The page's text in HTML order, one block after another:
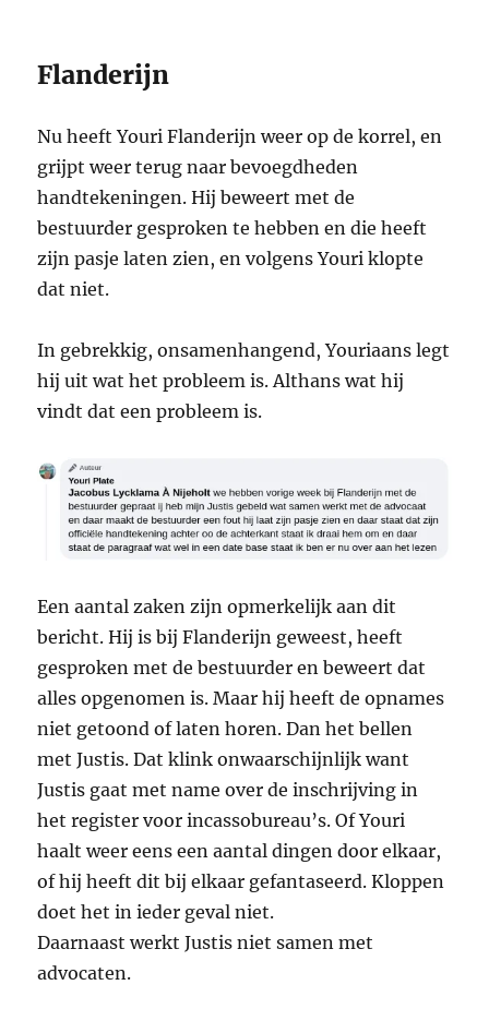
Flanderijn
Nu heeft Youri Flanderijn weer op de korrel, en
grijpt weer terug naar bevoegdheden
handtekeningen. Hij beweert met de
bestuurder gesproken te hebben en die heeft
zijn pasje laten zien, en volgens Youri klopte
dat niet.
In gebrekkig, onsamenhangend, Youriaans legt
hij uit wat het probleem is. Althans wat hij
vindt dat een probleem is.
Een aantal zaken zijn opmerkelijk aan dit
bericht. Hij is bij Flanderijn geweest, heeft
gesproken met de bestuurder en beweert dat
alles opgenomen is. Maar hij heeft de opnames
niet getoond of laten horen. Dan het bellen
met Justis. Dat klink onwaarschijnlijk want
Justis gaat met name over de inschrijving in
het register voor incassobureau’s. Of Youri
haalt weer eens een aantal dingen door elkaar,
of hij heeft dit bij elkaar gefantaseerd. Kloppen
doet het in ieder geval niet.
Daarnaast werkt Justis niet samen met
advocaten.